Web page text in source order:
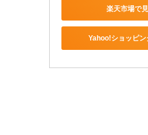
楽天市場で
Yahoo!ショッピン